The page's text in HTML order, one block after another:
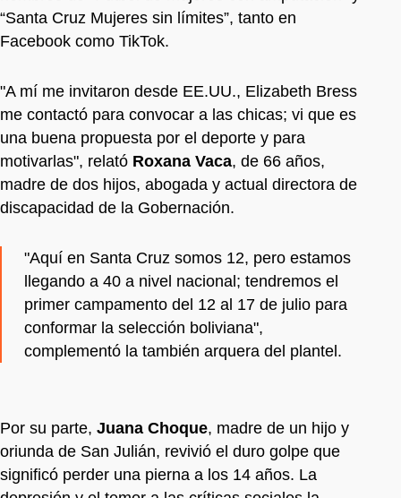
“Santa Cruz Mujeres sin límites”, tanto en
Facebook como TikTok.
"A mí me invitaron desde EE.UU., Elizabeth Bress
me contactó para convocar a las chicas; vi que es
una buena propuesta por el deporte y para
motivarlas", relató Roxana Vaca, de 66 años,
madre de dos hijos, abogada y actual directora de
discapacidad de la Gobernación.
"Aquí en Santa Cruz somos 12, pero estamos
llegando a 40 a nivel nacional; tendremos el
primer campamento del 12 al 17 de julio para
conformar la selección boliviana",
complementó la también arquera del plantel.
Por su parte, Juana Choque, madre de un hijo y
oriunda de San Julián, revivió el duro golpe que
significó perder una pierna a los 14 años. La